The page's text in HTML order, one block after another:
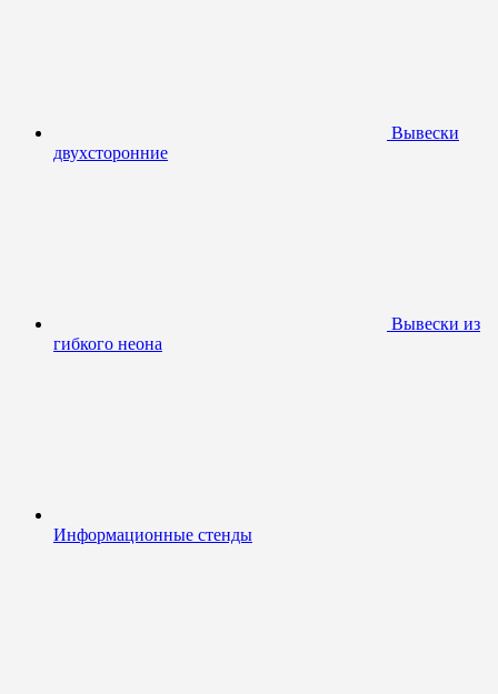
Вывески
двухсторонние
Вывески из
гибкого неона
Информационные стенды